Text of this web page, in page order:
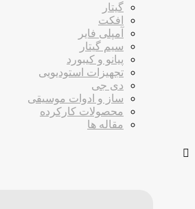
گیتار
افکت
آمپلی فایر
سیم گیتار
پیانو و کیبورد
تجهیزات استودیویی
دی جی
ساز و ادوات موسیقی
محصولات کارکرده
مقاله ها